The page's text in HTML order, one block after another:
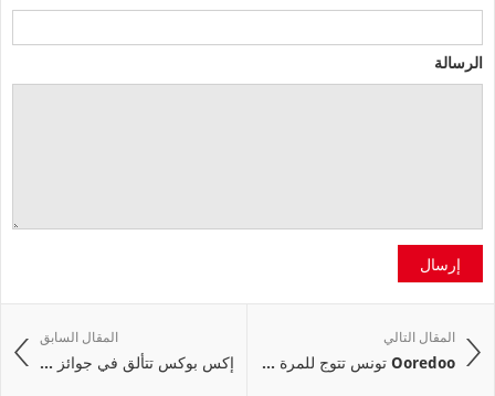
الرسالة
إرسال
المقال السابق
إكس بوكس تتألق في جوائز ...
المقال التالي
Ooredoo تونس تتوج للمرة ...